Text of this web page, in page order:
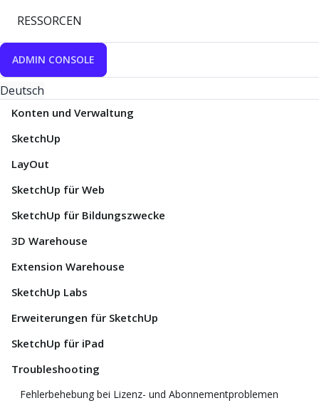
RESSORCEN
ADMIN CONSOLE
Deutsch
Konten und Verwaltung
SketchUp
LayOut
SketchUp für Web
SketchUp für Bildungszwecke
3D Warehouse
Extension Warehouse
SketchUp Labs
Erweiterungen für SketchUp
SketchUp für iPad
Troubleshooting
Fehlerbehebung bei Lizenz- und Abonnementproblemen